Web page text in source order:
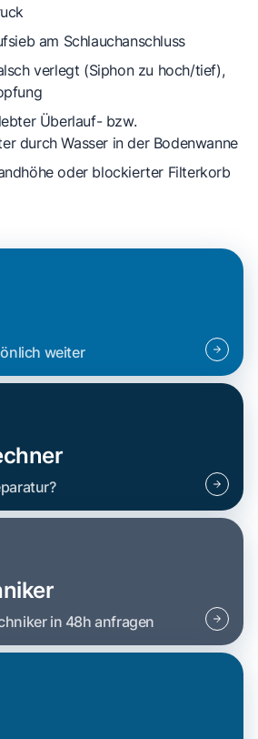
am Schlauchanschluss
verlegt (Siphon zu hoch/tief),
Überlauf- bzw.
durch Wasser in der Bodenwanne
oder blockierter Filterkorb
weiter
in 48h anfragen